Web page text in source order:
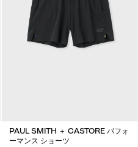
PAUL SMITH ＋ CASTORE パフォ
ーマンス ショーツ